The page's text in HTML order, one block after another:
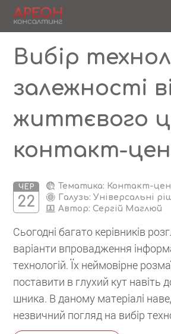
Вибір
залежності
життєвого
контакт-
ЧЕР
22
Тематика: Контакт-
Галузь: Універсальні
Автор:Сергій Маглюй
Сьогодні багато керівників
варіанти впровадження
технологій. Їх неймовірне
поставити в глухий кут навіть
шника. В даному матеріалі
незвичний погляд на вибір